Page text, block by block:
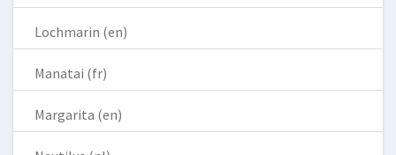
Lochmarin (en)
Manatai (fr)
Margarita (en)